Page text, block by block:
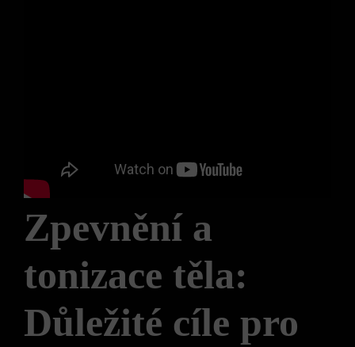
Zpevnění a
tonizace těla:
Důležité cíle pro